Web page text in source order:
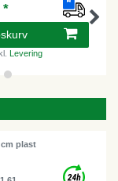
*
Levering
plast